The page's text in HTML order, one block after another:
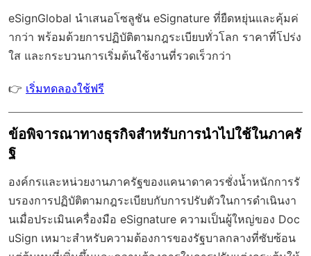
eSignGlobal นำเสนอโซลูชัน eSignature ที่ยืดหยุ่นและคุ้มค่
ากว่า พร้อมด้วยการปฏิบัติตามกฎระเบียบทั่วโลก ราคาที่โปร่ง
ใส และกระบวนการเริ่มต้นใช้งานที่รวดเร็วกว่า
👉 เริ่มทดลองใช้ฟรี
ข้อพิจารณาทางธุรกิจสำหรับการนำไปใช้ในภาครั
ฐ
องค์กรและหน่วยงานภาครัฐของแคนาดาควรชั่งน้ำหนักการรั
บรองการปฏิบัติตามกฎระเบียบกับการปรับตัวในการดำเนินงา
นเมื่อประเมินเครื่องมือ eSignature ความเป็นผู้ใหญ่ของ Doc
uSign เหมาะสำหรับความต้องการของรัฐบาลกลางที่ซับซ้อน